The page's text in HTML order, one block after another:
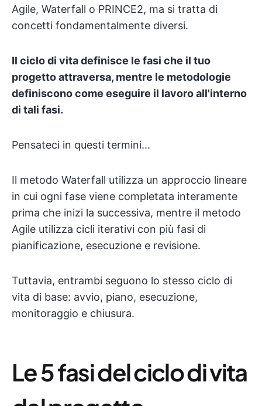
Agile, Waterfall o PRINCE2, ma si tratta di
concetti fondamentalmente diversi.
Il ciclo di vita definisce le fasi che il tuo
progetto attraversa, mentre le metodologie
definiscono come eseguire il lavoro all'interno
di tali fasi.
Pensateci in questi termini...
Il metodo Waterfall utilizza un approccio lineare
in cui ogni fase viene completata interamente
prima che inizi la successiva, mentre il metodo
Agile utilizza cicli iterativi con più fasi di
pianificazione, esecuzione e revisione.
Tuttavia, entrambi seguono lo stesso ciclo di
vita di base: avvio, piano, esecuzione,
monitoraggio e chiusura.
Le 5 fasi del ciclo di vita